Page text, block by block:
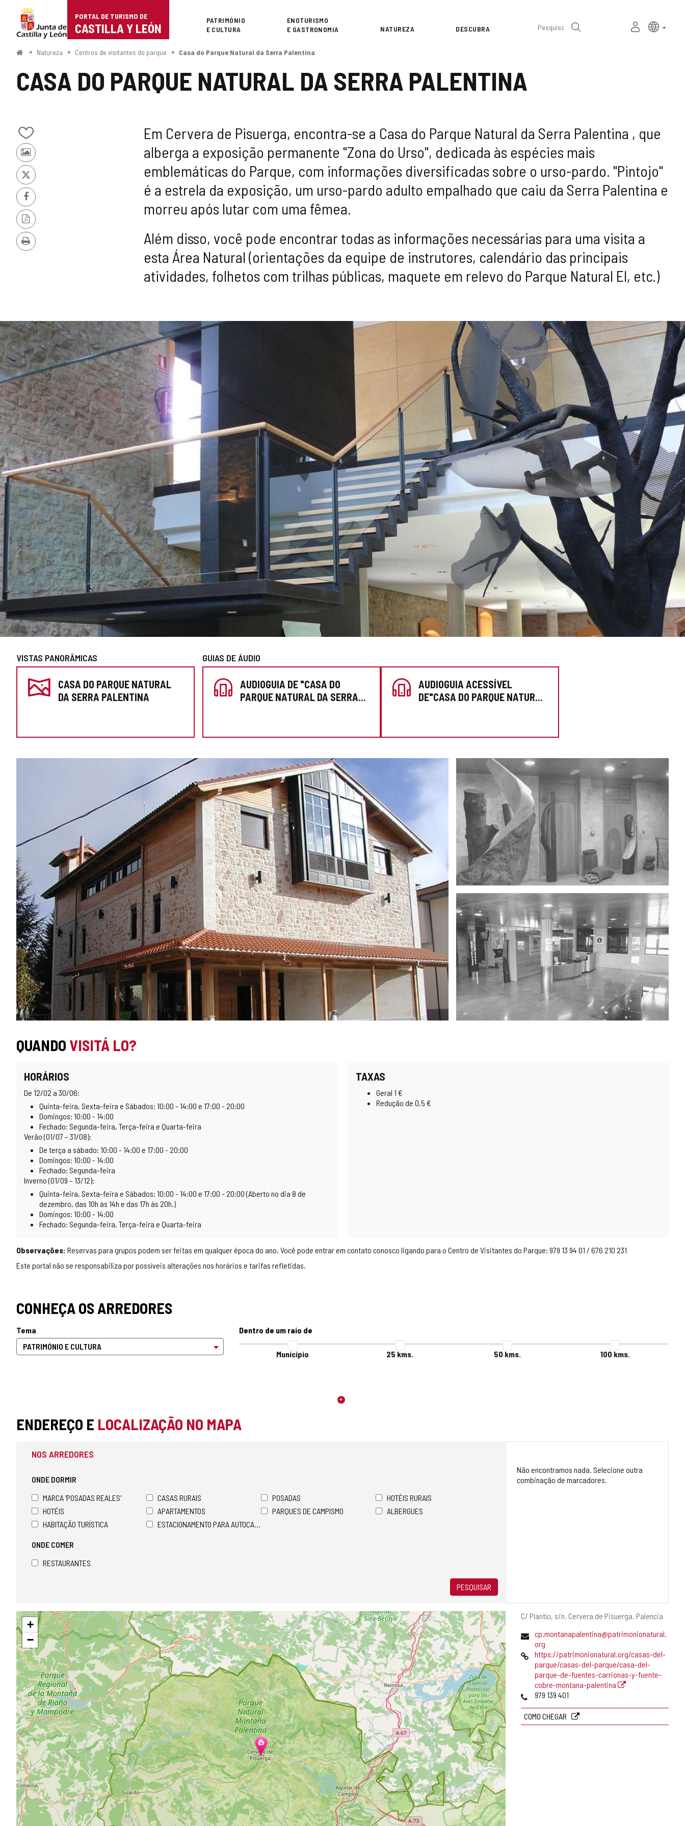
Portal
de
Turismo
Castilla
León
PORTAL DE TURISMO DE
CASTILLA Y LEÓN
Superior
PATRIMÓNIO
E CULTURA
ENOTURISMO
E GASTRONOMIA
NATUREZA DESCUBRA Pesquisa
MEU
ESPAÇO
Seletor
de
ComeçoNatureza Centros de visitantes do parque Casa do Parque Natural da Serra Palentina
CASA DO PARQUE NATURAL DA SERRA PALENTINA
Adicionar
/
remover
de
meus
cadernos
Fotos
de
outros
turistas
x
Facebook
Versão
PDF
Imprimir
Em Cervera de Pisuerga, encontra-se a Casa do Parque Natural da Serra Palentina , que
alberga a exposição permanente "Zona do Urso", dedicada às espécies mais
emblemáticas do Parque, com informações diversificadas sobre o urso-pardo. "Pintojo"
é a estrela da exposição, um urso-pardo adulto empalhado que caiu da Serra Palentina e
morreu após lutar com uma fêmea.
Além disso, você pode encontrar todas as informações necessárias para uma visita a
esta Área Natural (orientações da equipe de instrutores, calendário das principais
atividades, folhetos com trilhas públicas, maquete em relevo do Parque Natural El, etc.)
GALERIA
DE
IMAGENS
PREPARE
VISTAS PANORÂMICAS
CASA DO PARQUE NATURAL
DA SERRA PALENTINA
GUIAS DE ÁUDIO
AUDIOGUIA DE "CASA DO
PARQUE NATURAL DA SERRA
AUDIOGUIA ACESSÍVEL
DE"CASA DO PARQUE NATURAL
QUANDO VISITÁ LO?
HORÁRIOS
De 12/02 a 30/06:
Quinta-feira, Sexta-feira e Sábados: 10:00 - 14:00 e 17:00 - 20:00
Domingos: 10:00 - 14:00
Fechado: Segunda-feira, Terça-feira e Quarta-feira
Verão (01/07 – 31/08):
De terça a sábado: 10:00 - 14:00 e 17:00 - 20:00
Domingos: 10:00 - 14:00
Fechado: Segunda-feira
Inverno (01/09 – 13/12):
Quinta-feira, Sexta-feira e Sábados: 10:00 - 14:00 e 17:00 - 20:00 (Aberto no dia 8 de
dezembro, das 10h às 14h e das 17h às 20h.)
Domingos: 10:00 - 14:00
Fechado: Segunda-feira, Terça-feira e Quarta-feira
TAXAS
Geral 1 €
Redução de 0,5 €
Observações: Reservas para grupos podem ser feitas em qualquer época do ano. Você pode entrar em contato conosco ligando para o Centro de Visitantes do Parque: 979 13 94 01 / 676 210 231
Este portal não se responsabiliza por possíveis alterações nos horários e tarifas refletidas.
CONHEÇA OS ARREDORES
Tema Dentro de um raio de
Município 25 kms. 50 kms. 100 kms.
ENDEREÇO E LOCALIZAÇÃO NO MAPA
Endereço
C/ Plantío, s/n. Cervera de Pisuerga. Palencia
Endereço
de
email
cp.montanapalentina@patrimonionatural.
org
Pagina
web
https://patrimonionatural.org/casas-del-
parque/casas-del-parque/casa-del-
parque-de-fuentes-carrionas-y-fuente-
cobre-montana-palentina
Telefones
979 139 401
COMO CHEGAR
NOS ARREDORES
ONDE DORMIR
MARCA 'POSADAS REALES'
CASAS RURAIS POSADAS
HOTÉIS RURAIS
HOTÉIS
APARTAMENTOS PARQUES DE CAMPISMO
ALBERGUES
HABITAÇÃO TURÍSTICA
ESTACIONAMENTO PARA AUTOCARAVANAS
ONDE COMER
RESTAURANTES
PESQUISAR
Não encontramos nada. Selecione outra
combinação de marcadores.
Pular
mapa
+
−